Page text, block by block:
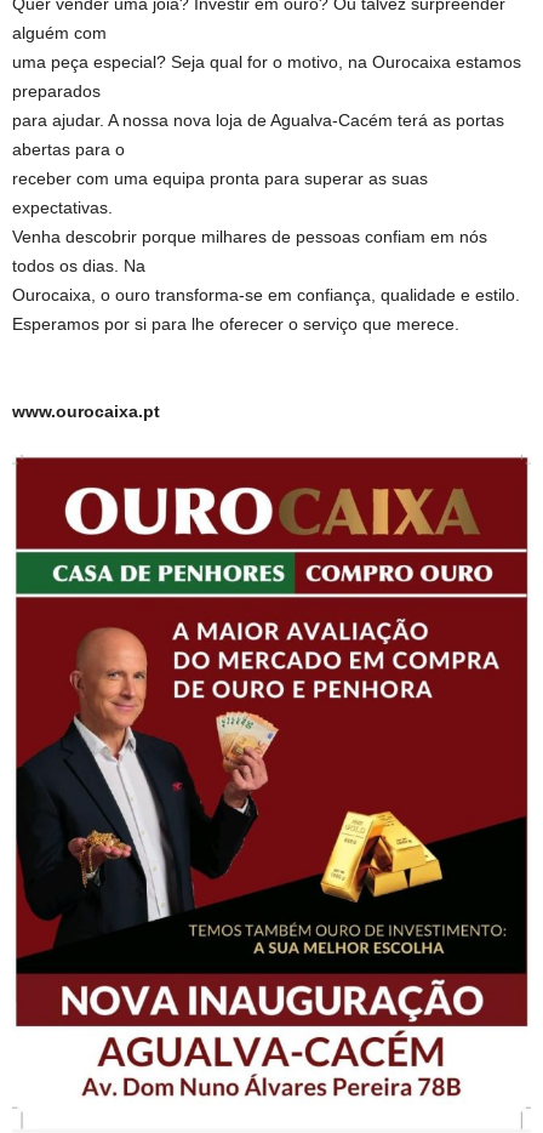
alguém com
uma peça especial? Seja qual for o motivo, na Ourocaixa estamos
preparados
para ajudar. A nossa nova loja de Agualva-Cacém terá as portas
abertas para o
receber com uma equipa pronta para superar as suas
expectativas.
Venha descobrir porque milhares de pessoas confiam em nós
todos os dias. Na
Ourocaixa, o ouro transforma-se em confiança, qualidade e estilo.
Esperamos por si para lhe oferecer o serviço que merece.
www.ourocaixa.pt